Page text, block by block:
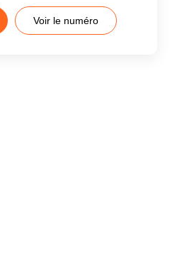
Voir le numéro